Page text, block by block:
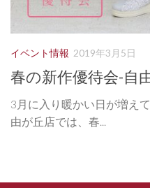
イベント情報 2019年3月5日
春の新作優待会-自
3月に入り暖かい日が増え
由が丘店では、春...